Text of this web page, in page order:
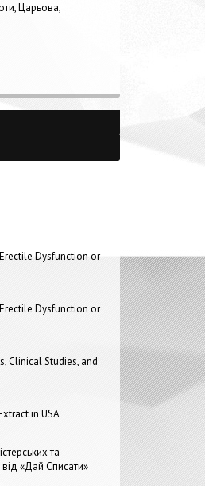
,Царьова,
Dysfunction or
Dysfunction or
Clinical Studies, and
in USA
та
«Дай Списати»